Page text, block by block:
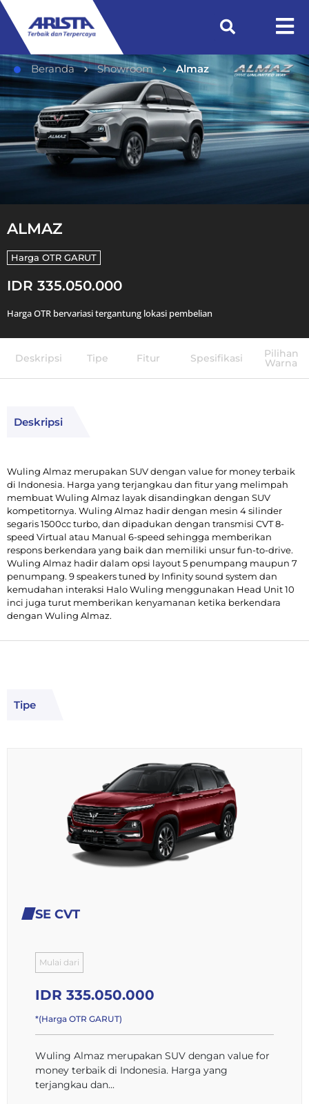
Beranda Showroom Almaz
ALMAZ
Harga OTR GARUT
IDR 335.050.000
Harga OTR bervariasi tergantung lokasi pembelian
Deskripsi Tipe Fitur Spesifikasi Pilihan
Warna
Deskripsi
Wuling Almaz merupakan SUV dengan value for money terbaik
di Indonesia. Harga yang terjangkau dan fitur yang melimpah
membuat Wuling Almaz layak disandingkan dengan SUV
kompetitornya. Wuling Almaz hadir dengan mesin 4 silinder
segaris 1500cc turbo, dan dipadukan dengan transmisi CVT 8-
speed Virtual atau Manual 6-speed sehingga memberikan
respons berkendara yang baik dan memiliki unsur fun-to-drive.
Wuling Almaz hadir dalam opsi layout 5 penumpang maupun 7
penumpang. 9 speakers tuned by Infinity sound system dan
kemudahan interaksi Halo Wuling menggunakan Head Unit 10
inci juga turut memberikan kenyamanan ketika berkendara
dengan Wuling Almaz.
Tipe
SE CVT
Mulai dari
IDR 335.050.000
*(Harga OTR GARUT)
Wuling Almaz merupakan SUV dengan value for
money terbaik di Indonesia. Harga yang
terjangkau dan...